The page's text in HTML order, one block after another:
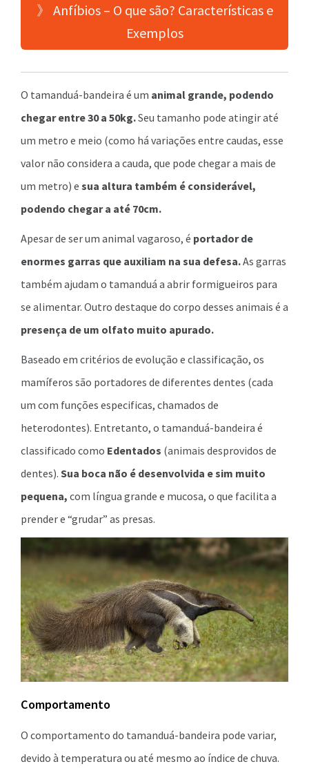
》 Anfíbios – O que são? Características e
Exemplos
O tamanduá-bandeira é um animal grande, podendo
chegar entre 30 a 50kg.Seu tamanho pode atingir até
um metro e meio (como há variações entre caudas, esse
valor não considera a cauda, que pode chegar a mais de
um metro) e sua altura também é considerável,
podendo chegar a até 70cm.
Apesar de ser um animal vagaroso, é portador de
enormes garras que auxiliam na sua defesa.As garras
também ajudam o tamanduá a abrir formigueiros para
se alimentar. Outro destaque do corpo desses animais é a
presença de um olfato muito apurado.
Baseado em critérios de evolução e classificação, os
mamíferos são portadores de diferentes dentes (cada
um com funções especificas, chamados de
heterodontes). Entretanto, o tamanduá-bandeira é
classificado como Edentados (animais desprovidos de
dentes). Sua boca não é desenvolvida e sim muito
pequena, com língua grande e mucosa, o que facilita a
prender e “grudar” as presas.
Comportamento
O comportamento do tamanduá-bandeira pode variar,
devido à temperatura ou até mesmo ao índice de chuva.